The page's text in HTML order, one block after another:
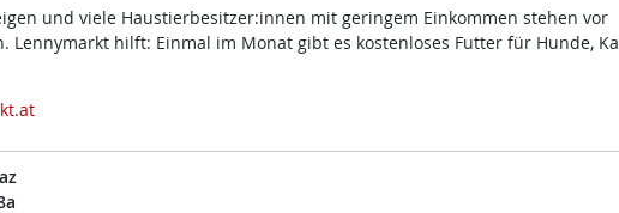
und viele Haustierbesitzer:innen mit geringem Einkommen stehen vor
Lennymarkt hilft: Einmal im Monat gibt es kostenloses Futter für Hunde,